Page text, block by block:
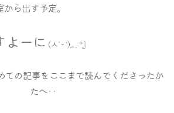
ら出す予定｡
よーに (ㅅ´˘`).｡.:*』
の記事をここまで読んでくださったか
たへ‥